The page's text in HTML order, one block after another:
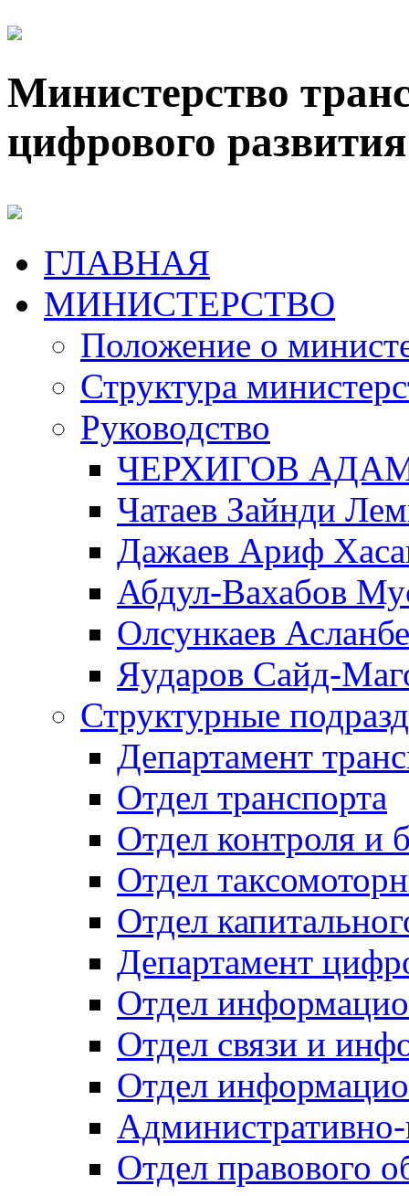
Министерство
цифрового
ГЛАВНАЯ
МИНИСТЕРСТВО
Положение о
Структура
Руководство
ЧЕРХИГОВ
Чатаев Зайнди
Дажаев Ариф
Абдул-Вахабов
Олсункаев
Яударов Сайд-
Структурные
Департамент
Отдел транспорта
Отдел контроля и
Отдел
Отдел
Департамент
Отдел
Отдел связи и
Отдел
Отдел правового